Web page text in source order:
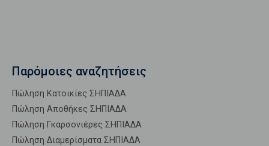
Παρόμοιες αναζητήσεις
Πώληση Κατοικίες ΣΗΠΙΑΔΑ
Πώληση Αποθήκες ΣΗΠΙΑΔΑ
Πώληση Γκαρσονιέρες ΣΗΠΙΑΔΑ
Πώληση Διαμερίσματα ΣΗΠΙΑΔΑ